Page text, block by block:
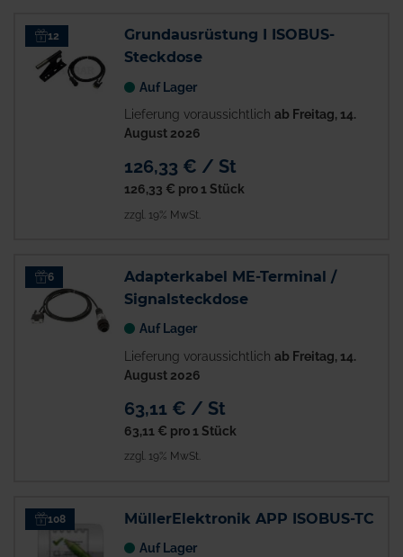
12
Grundausrüstung I ISOBUS-
Steckdose
Auf Lager
Lieferung voraussichtlich ab Freitag, 14.
August 2026
126,33 € / St
126,33 € pro 1 Stück
zzgl. 19% MwSt.
6
Adapterkabel ME-Terminal /
Signalsteckdose
Auf Lager
Lieferung voraussichtlich ab Freitag, 14.
August 2026
63,11 € / St
63,11 € pro 1 Stück
zzgl. 19% MwSt.
108 MüllerElektronik APP ISOBUS-TC
Auf Lager